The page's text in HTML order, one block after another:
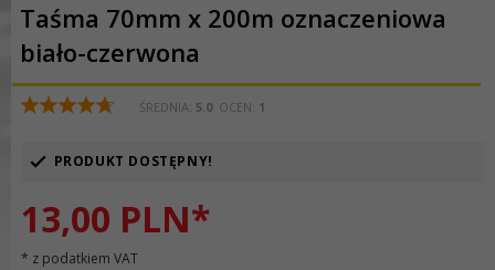
Taśma 70mm x 200m oznaczeniowa
biało-czerwona
ŚREDNIA: 5.0 OCEN: 1
PRODUKT DOSTĘPNY!
13,00 PLN*
* z podatkiem VAT